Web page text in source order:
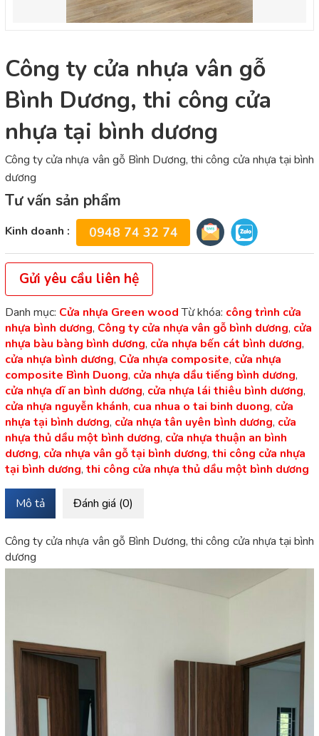
Công ty cửa nhựa vân gỗ
Bình Dương, thi công cửa
nhựa tại bình dương
Công ty cửa nhựa vân gỗ Bình Dương, thi công cửa nhựa tại bình
dương
Tư vấn sản phẩm
Kinh doanh : 0948 74 32 74
Gửi yêu cầu liên hệ
Danh mục: Cửa nhựa Green wood Từ khóa: công trình cửa
nhựa bình dương, Công ty cửa nhựa vân gỗ bình dương, cửa
nhựa bàu bàng bình dương, cửa nhựa bến cát bình dương,
cửa nhựa bình dương, Cửa nhựa composite, cửa nhựa
composite Bình Duong, cửa nhựa dầu tiếng bình dương,
cửa nhựa dĩ an bình dương, cửa nhựa lái thiêu bình dương,
cửa nhựa nguyễn khánh, cua nhua o tai binh duong, cửa
nhựa tại bình dương, cửa nhựa tân uyên bình dương, cửa
nhựa thủ dầu một bình dương, cửa nhựa thuận an bình
dương, cửa nhựa vân gỗ tại bình dương, thi công cửa nhựa
tại bình dương, thi công cửa nhựa thủ dầu một bình dương
Mô tả Đánh giá (0)
Công ty cửa nhựa vân gỗ Bình Dương, thi công cửa nhựa tại bình
dương